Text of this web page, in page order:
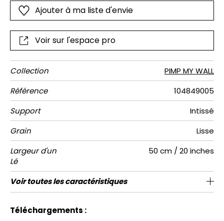
Ajouter à ma liste d'envie
Voir sur l'espace pro
Collection
PIMP MY WALL
Référence
104849005
Support
Intissé
Grain
Lisse
Largeur d'un
Lé
50 cm / 20 inches
Hauteur 310 cm / 122 inches
Largeur
Totale
200 cm / 79 inches
Raccord Raccord droit
Nombre de
lés
4
Poids g/m² 147
Entretien Lavable
Pose colle Encollage du mur
Dépose Arrachage à sec
Norme COV A+
ASTME84 Class A
Norme
euroclass
B s1 d0
Voir toutes les caractéristiques
Téléchargements :